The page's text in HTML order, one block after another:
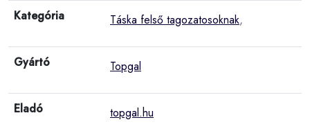
Kategória Táska felső tagozatosoknak,
Gyártó Topgal
Eladó topgal.hu